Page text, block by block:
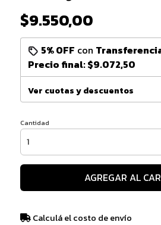
$9.550,00
5% OFF con
Precio final:$9.072,50
Ver cuotas y descuentos
Cantidad
AGREGAR AL
Calculá el costo de envío